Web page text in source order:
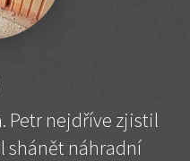
Petr nejdříve zjistil
shánět náhradní